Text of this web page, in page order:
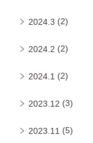
2024.3 (2)
2024.2 (2)
2024.1 (2)
2023.12 (3)
2023.11 (5)